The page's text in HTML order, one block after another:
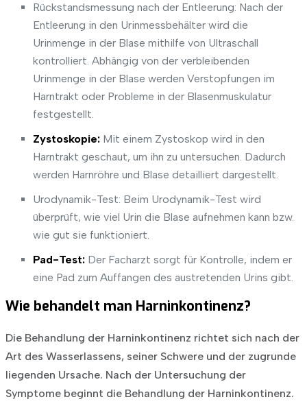
Rückstandsmessung nach der Entleerung: Nach der
Entleerung in den Urinmessbehälter wird die
Urinmenge in der Blase mithilfe von Ultraschall
kontrolliert. Abhängig von der verbleibenden
Urinmenge in der Blase werden Verstopfungen im
Harntrakt oder Probleme in der Blasenmuskulatur
festgestellt.
Zystoskopie:Mit einem Zystoskop wird in den
Harntrakt geschaut, um ihn zu untersuchen. Dadurch
werden Harnröhre und Blase detailliert dargestellt.
Urodynamik-Test: Beim Urodynamik-Test wird
überprüft, wie viel Urin die Blase aufnehmen kann bzw.
wie gut sie funktioniert.
Pad-Test:Der Facharzt sorgt für Kontrolle, indem er
eine Pad zum Auffangen des austretenden Urins gibt.
Wie behandelt man Harninkontinenz?
Die Behandlung der Harninkontinenz richtet sich nach der
Art des Wasserlassens, seiner Schwere und der zugrunde
liegenden Ursache. Nach der Untersuchung der
Symptome beginnt die Behandlung der Harninkontinenz.